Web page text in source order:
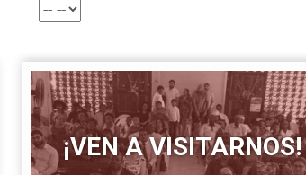
¡VEN A VISITARNOS!